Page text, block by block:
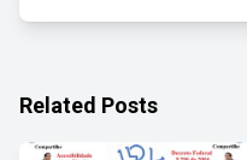
Related Posts